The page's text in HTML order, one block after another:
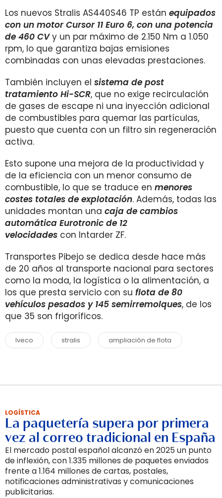
Los nuevos Stralis AS440S46 TP están equipados
con un motor Cursor 11 Euro 6, con una potencia
de 460 CVy un par máximo de 2.150 Nm a 1.050
rpm, lo que garantiza bajas emisiones
combinadas con unas elevadas prestaciones.
También incluyen el sistema de post
tratamiento Hi-SCR, que no exige recirculación
de gases de escape ni una inyección adicional
de combustibles para quemar las partículas,
puesto que cuenta con un filtro sin regeneración
activa.
Esto supone una mejora de la productividad y
de la eficiencia con un menor consumo de
combustible, lo que se traduce en menores
costes totales de explotación. Además, todas las
unidades montan una caja de cambios
automática Eurotronic de 12
velocidades con Intarder ZF.
Transportes Pibejo se dedica desde hace más
de 20 años al transporte nacional para sectores
como la moda, la logística o la alimentación, a
los que presta servicio con su flota de 80
vehículos pesados y 145 semirremolques, de los
que 35 son frigoríficos.
Iveco stralis ampliación de flota
LOGÍSTICA
La paquetería supera por primera
vez al correo tradicional en España
El mercado postal español alcanzó en 2025 un punto
de inflexión, con 1.335 millones de paquetes enviados
frente a 1.164 millones de cartas, postales,
notificaciones administrativas y comunicaciones
publicitarias.